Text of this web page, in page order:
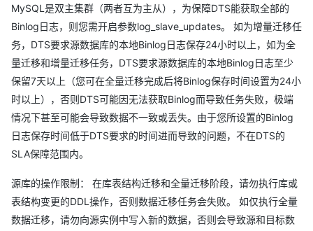
MySQL是双主集群（两者互为主从），为保障DTS能获取全部的
Binlog日志，则您需开启参数log_slave_updates。 如为增量迁移任
务，DTS要求源数据库的本地Binlog日志保存24小时以上，如为全
量迁移和增量迁移任务，DTS要求源数据库的本地Binlog日志至少
保留7天以上（您可在全量迁移完成后将Binlog保存时间设置为24小
时以上），否则DTS可能因无法获取Binlog而导致任务失败，极端
情况下甚至可能会导致数据不一致或丢失。由于您所设置的Binlog
日志保存时间低于DTS要求的时间进而导致的问题，不在DTS的
SLA保障范围内。
源库的操作限制： 在库表结构迁移和全量迁移阶段，请勿执行库或
表结构变更的DDL操作，否则数据迁移任务会失败。 如仅执行全量
数据迁移，请勿向源实例中写入新的数据，否则会导致源和目标数